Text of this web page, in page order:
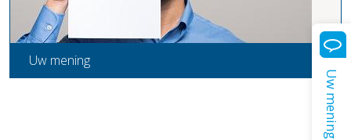
Uw mening
Uw mening